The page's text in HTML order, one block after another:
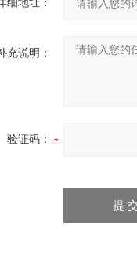
细地址：
充说明：
验证码：